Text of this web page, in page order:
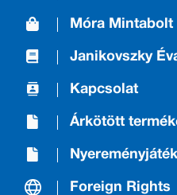
Móra Mintabolt
Janikovszky
Kapcsolat
Árkötött
Foreign Rights